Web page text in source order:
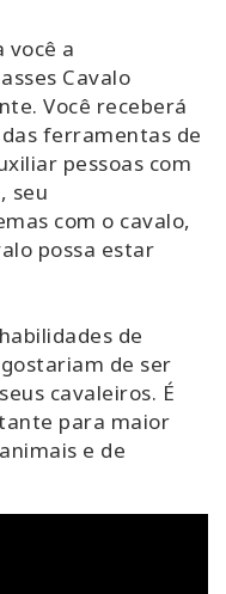
você a
Cavalo
Você receberá
ferramentas de
pessoas com
seu
com o cavalo,
possa estar
de
de ser
cavaleiros. É
para maior
e de